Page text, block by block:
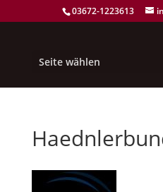
03672-1223613
Seite wählen